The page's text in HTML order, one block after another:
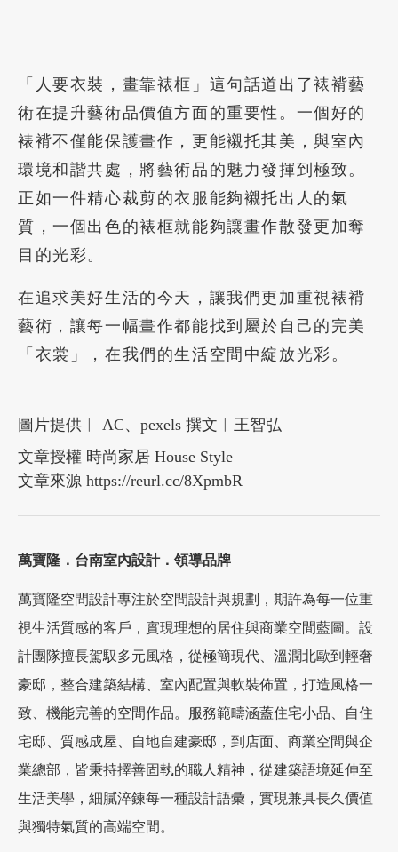
「人要衣裝，畫靠裱框」這句話道出了裱褙藝
術在提升藝術品價值方面的重要性。一個好的
裱褙不僅能保護畫作，更能襯托其美，與室內
環境和諧共處，將藝術品的魅力發揮到極致。
正如一件精心裁剪的衣服能夠襯托出人的氣
質，一個出色的裱框就能夠讓畫作散發更加奪
目的光彩。
在追求美好生活的今天，讓我們更加重視裱褙
藝術，讓每一幅畫作都能找到屬於自己的完美
「衣裳」，在我們的生活空間中綻放光彩。
圖片提供︱ AC、pexels 撰文︱王智弘
文章授權 時尚家居 House Style
文章來源 https://reurl.cc/8XpmbR
萬寶隆．台南室內設計．領導品牌
萬寶隆空間設計專注於空間設計與規劃，期許為每一位重
視生活質感的客戶，實現理想的居住與商業空間藍圖。設
計團隊擅長駕馭多元風格，從極簡現代、溫潤北歐到輕奢
豪邸，整合建築結構、室內配置與軟裝佈置，打造風格一
致、機能完善的空間作品。服務範疇涵蓋住宅小品、自住
宅邸、質感成屋、自地自建豪邸，到店面、商業空間與企
業總部，皆秉持擇善固執的職人精神，從建築語境延伸至
生活美學，細膩淬鍊每一種設計語彙，實現兼具長久價值
與獨特氣質的高端空間。